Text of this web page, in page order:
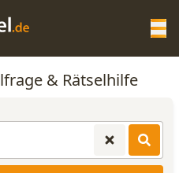
HILFE
& Rätselhilfe